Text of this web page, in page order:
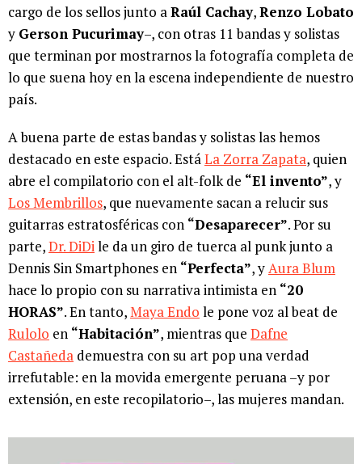
cargo de los sellos junto aRaúl Cachay,Renzo Lobato
y Gerson Pucurimay–, con otras 11 bandas y solistas
que terminan por mostrarnos la fotografía completa de
lo que suena hoy en la escena independiente de nuestro
país.
A buena parte de estas bandas y solistas las hemos
destacado en este espacio. EstáLa Zorra Zapata, quien
abre el compilatorio con el alt-folk de “El invento”, y
Los Membrillos, que nuevamente sacan a relucir sus
guitarras estratosféricas con “Desaparecer”. Por su
parte,Dr. DiDile da un giro de tuerca al punk junto a
Dennis Sin Smartphones en “Perfecta”, yAura Blum
hace lo propio con su narrativa intimista en “20
HORAS”. En tanto,Maya Endo le pone voz al beat de
Rulolo en “Habitación”, mientras que Dafne
Castañeda demuestra con su art pop una verdad
irrefutable: en la movida emergente peruana –y por
extensión, en este recopilatorio–, las mujeres mandan.